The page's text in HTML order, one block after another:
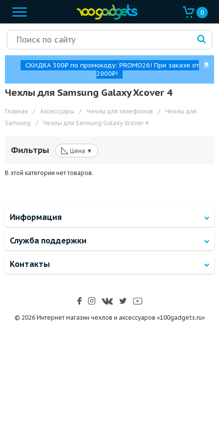
0
СКИДКА 300₽ по промокоду: PROMO26! При заказе от
2000₽!
✖
Чехлы для Samsung Galaxy Xcover 4
Главная / Аксессуары / Чехлы для телефонов /
Чехлы для
Samsung
/ Чехлы для Samsung Galaxy Xcover 4
Фильтры ◺ Цена ▼
В этой категории нет товаров.
Информация
Служба поддержки
Контакты
© 2026 Интернет магазин чехлов и аксессуаров «100gadgets.ru»